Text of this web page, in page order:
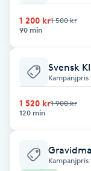
Bottenfärg
Brynplockning
1 200 kr1 500 kr
90 min
Svensk
Kampanjpris
1 520 kr1 900 kr
120 min
Kampanjpris